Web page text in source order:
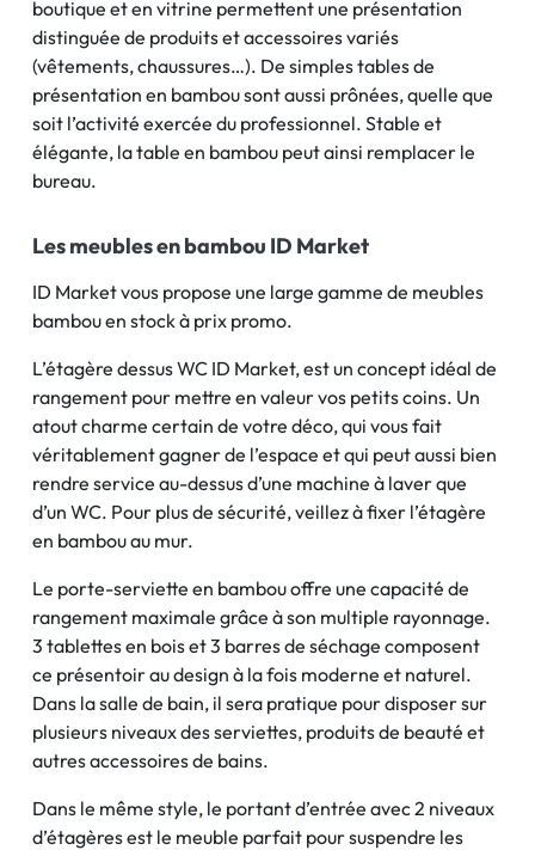
boutique et en vitrine permettent une présentation
distinguée de produits et accessoires variés
(vêtements, chaussures…). De simples tables de
présentation en bambou sont aussi prônées, quelle que
soit l’activité exercée du professionnel. Stable et
élégante, la table en bambou peut ainsi remplacer le
bureau.
Les meubles en bambou ID Market
ID Market vous propose une large gamme de meubles
bambou en stock à prix promo.
L’étagère dessus WC ID Market, est un concept idéal de
rangement pour mettre en valeur vos petits coins. Un
atout charme certain de votre déco, qui vous fait
véritablement gagner de l’espace et qui peut aussi bien
rendre service au-dessus d’une machine à laver que
d’un WC. Pour plus de sécurité, veillez à fixer l’étagère
en bambou au mur.
Le porte-serviette en bambou offre une capacité de
rangement maximale grâce à son multiple rayonnage.
3 tablettes en bois et 3 barres de séchage composent
ce présentoir au design à la fois moderne et naturel.
Dans la salle de bain, il sera pratique pour disposer sur
plusieurs niveaux des serviettes, produits de beauté et
autres accessoires de bains.
Dans le même style, le portant d’entrée avec 2 niveaux
d’étagères est le meuble parfait pour suspendre les